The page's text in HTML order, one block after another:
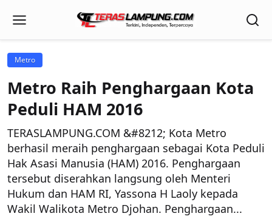
Metro
Metro Raih Penghargaan Kota
Peduli HAM 2016
TERASLAMPUNG.COM &#8212; Kota Metro
berhasil meraih penghargaan sebagai Kota Peduli
Hak Asasi Manusia (HAM) 2016. Penghargaan
tersebut diserahkan langsung oleh Menteri
Hukum dan HAM RI, Yassona H Laoly kepada
Wakil Walikota Metro Djohan. Penghargaan...